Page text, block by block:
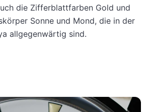
die Zifferblattfarben Gold und
Sonne und Mond, die in der
allgegenwärtig sind.